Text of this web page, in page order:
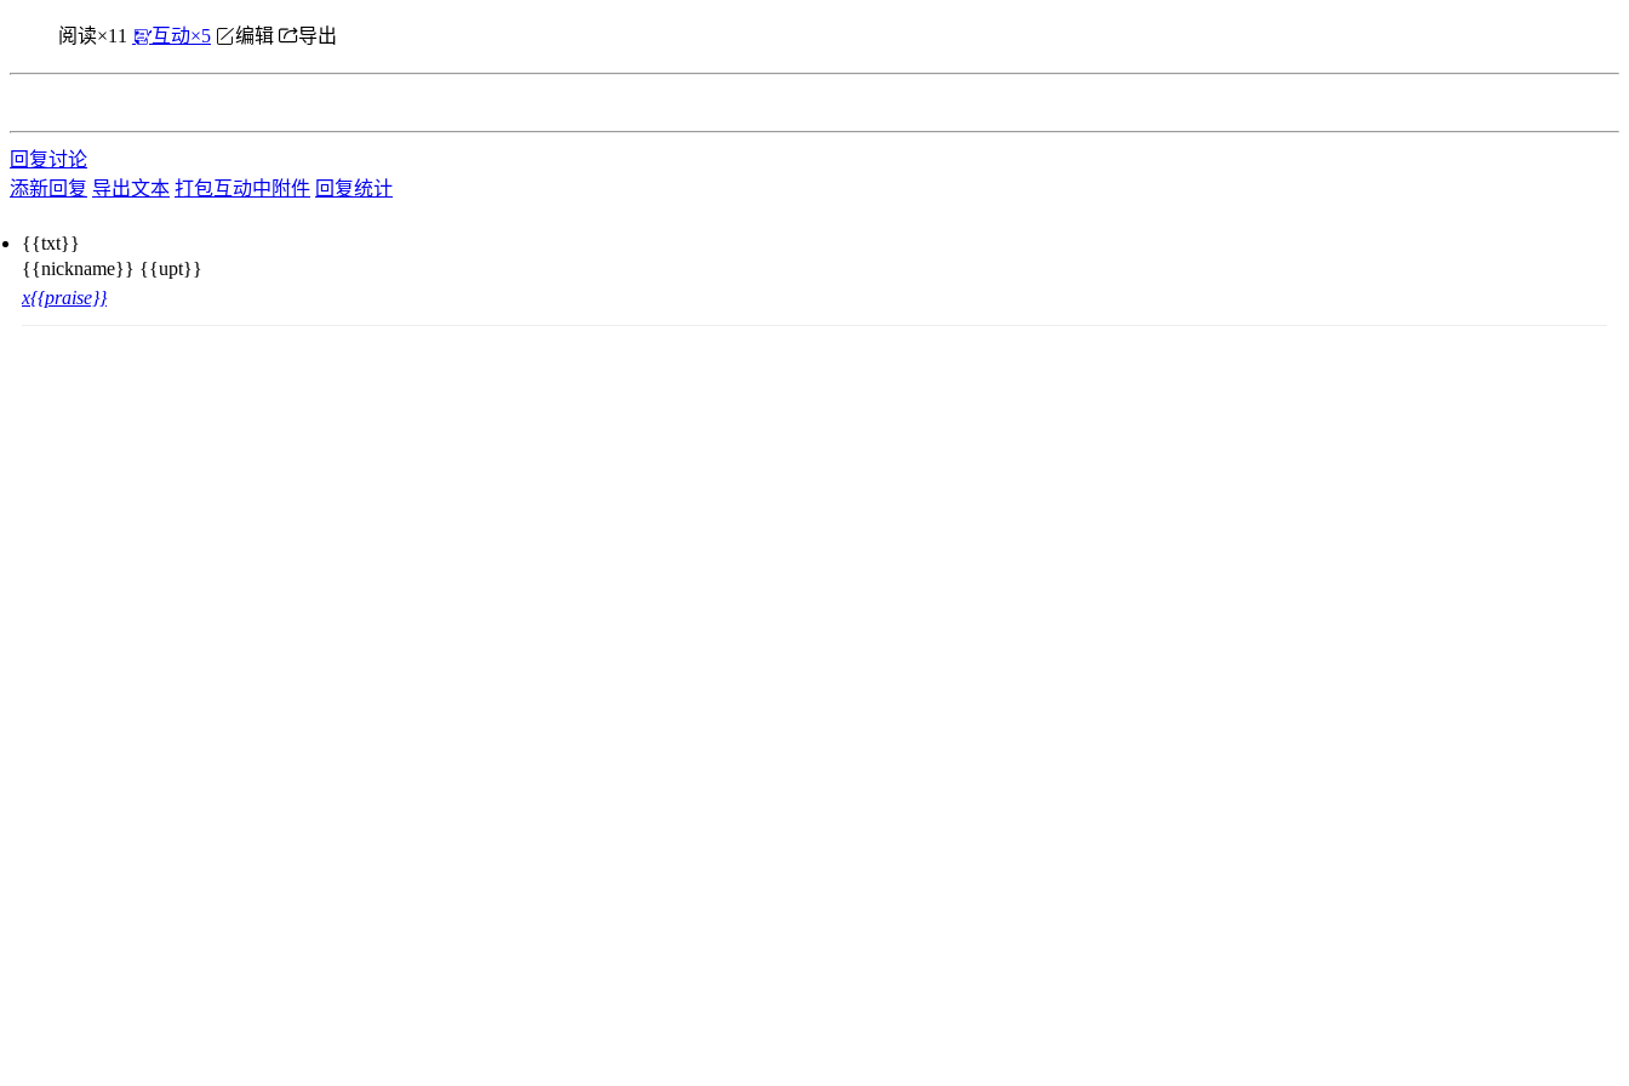
阅读×11 互动×5 编辑 导出
回复讨论
添新回复 导出文本 打包互动中附件 回复统计
{{txt}}
{{nickname}} {{upt}}
x{{praise}}